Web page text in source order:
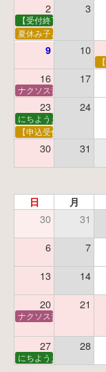
2 3
【受付終了】親子で挑
夏休み子ども平和映画会
9 10
16 17
ナクソス音楽会 第5回
23 24
にちようえほん
【申込受付中】ゆうべ
30 31
日 月
30 31
6 7
13 14
20 21
ナクソス音楽会 第6回
27 28
にちようえほん